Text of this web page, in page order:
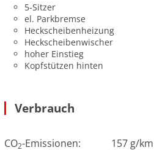
5-Sitzer
el. Parkbremse
Heckscheibenheizung
Heckscheibenwischer
hoher Einstieg
Kopfstützen hinten
Verbrauch
CO2-Emissionen:
157 g/km